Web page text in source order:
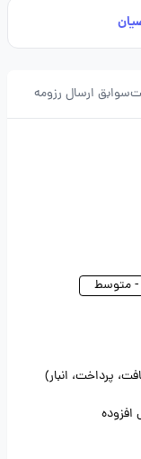
سوابق ارسال رزومه
- متوسط
پرداخت، انبار)
افزوده